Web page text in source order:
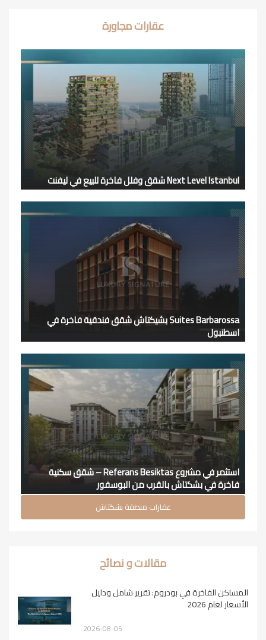
عقارات مجاورة
Next Level Istanbul شقق وفلل فاخرة للبيع في ليفنت
Suites Barbarossa بشيكتاش شقق فندقية فاخرة في
اسطنبول
استثمر في مشروع Referans Besiktas – شقق سكنية
فاخرة في بشكتاش بالقرب من البوسفور
عقارات منطقة بشكتاش
مقالات و نصائح
المساكن الفاخرة في بودروم: تقرير شامل ودليل
الأسعار لعام 2026
2026-08-05